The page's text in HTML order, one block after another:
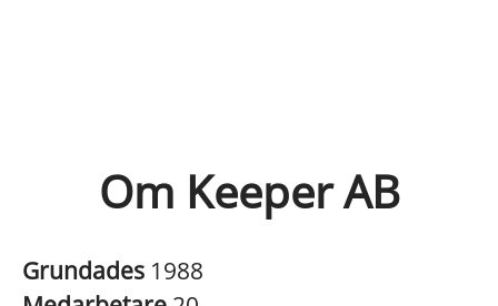
Om Keeper AB
Grundades 1988